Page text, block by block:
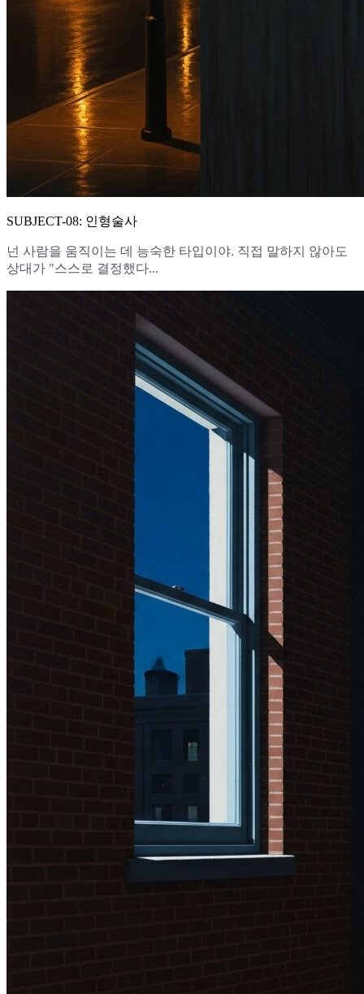
SUBJECT-08: 인형술사
넌 사람을 움직이는 데 능숙한 타입이야. 직접 말하지 않아도
상대가 "스스로 결정했다...